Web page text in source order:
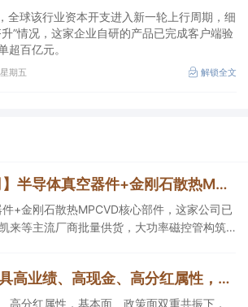
全球该行业资本开支进入新一轮上行周期，细
”情况，这家企业自研的产品已完成客户端验
超百亿元。
期五 解锁全文
【风口研报·公司】半导体真空器件+金刚石散热MPCVD核心部件，这家公司实现对北方华创、新凯来等厂商批量供货，大功率磁控管助力AI散热；这家造船龙头稀缺产能扩张与高价值订单兼具，远期业绩弹性持续增强
+金刚石散热MPCVD核心部件，这家公司已
来等主流厂商批量供货，大功率磁控管构筑
【电报解读】兼具高业绩、高现金、高分红属性，基本面、政策面双重共振下，该行业已处于新一轮周期上行的初期，这家公司上半年相关销售毛利逼近20亿元
高分红属性，基本面、政策面双重共振下，